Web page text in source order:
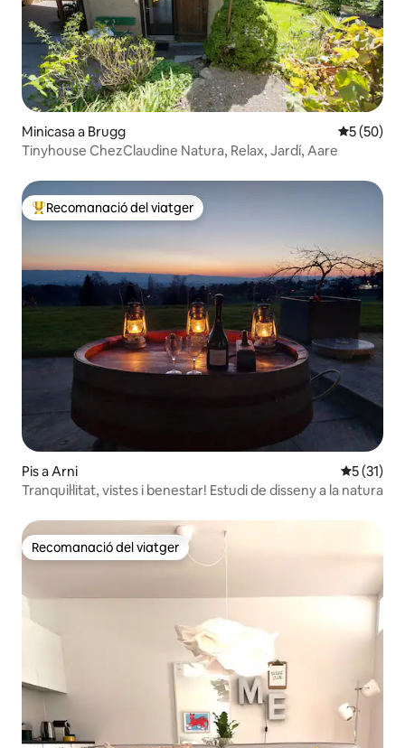
Minicasa a Brugg 5 de
5 (50)
Tinyhouse ChezClaudine Natura, Relax, Jardí, Aare
Principals recomanacions dels viatgers
Recomanació del viatger
Pis a Arni 5 de
5 (31)
Tranquil·litat, vistes i benestar! Estudi de disseny a la natura
Recomanació del viatger
Recomanació del viatger